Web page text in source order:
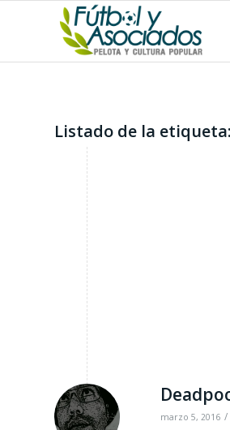
Listado de la etiqueta:
marzo 5, 2016 /